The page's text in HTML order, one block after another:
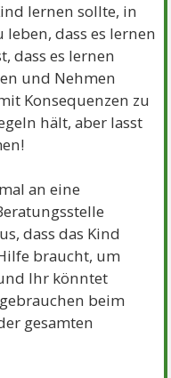
lernen sollte, in
dass es lernen
dass es lernen
und Nehmen
Konsequenzen zu
hält, aber lasst
an eine
dass das Kind
braucht, um
Ihr könntet
beim
gesamten